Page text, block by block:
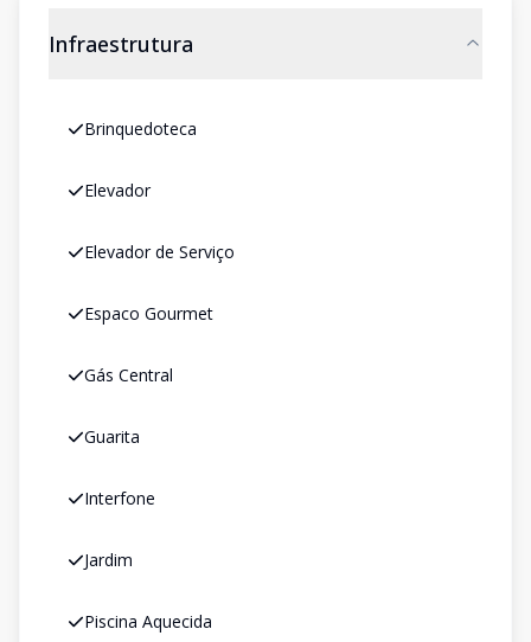
Infraestrutura
Brinquedoteca
Elevador
Elevador de Serviço
Espaco Gourmet
Gás Central
Guarita
Interfone
Jardim
Piscina Aquecida